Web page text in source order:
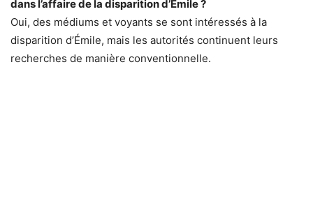
dans l’affaire de la disparition d’Émile ?
Oui, des médiums et voyants se sont intéressés à la
disparition d’Émile, mais les autorités continuent leurs
recherches de manière conventionnelle.